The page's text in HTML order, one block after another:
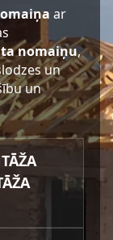
ar
nomaiņu,
un
un